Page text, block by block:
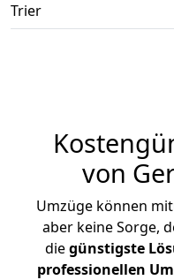
Trier
von
Umzüge können
aber keine Sorge,
diegünstigste
professionellen